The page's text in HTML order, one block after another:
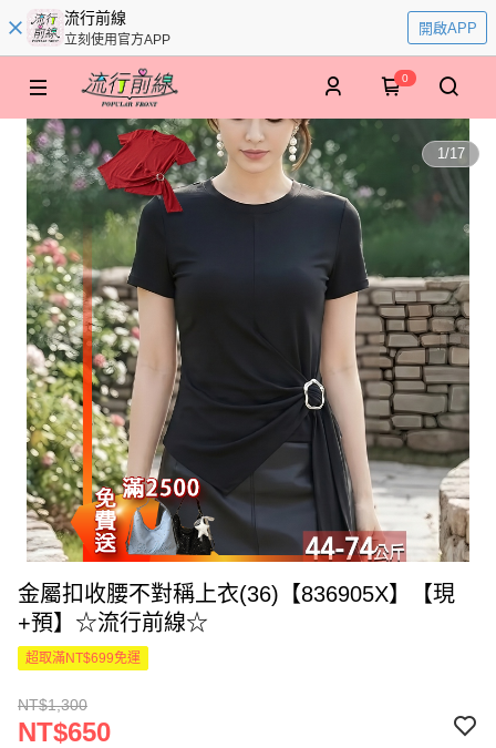
流行前線
立刻使用官方APP
開啟APP
0
1/17
金屬扣收腰不對稱上衣(36)【836905X】【現
+預】☆流行前線☆
超取滿NT$699免運
NT$1,300
NT$650